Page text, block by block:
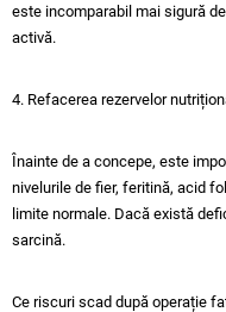
este incomparabil mai sigură
activă.
4. Refacerea rezervelor
Înainte de a concepe, este
nivelurile de fier, feritină, acid
limite normale. Dacă există
sarcină.
Ce riscuri scad după operație